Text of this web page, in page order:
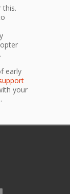
this.
early
your